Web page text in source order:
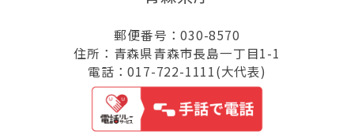
郵便番号：030-8570
住所：青森県青森市長島一丁目1-1
電話：017-722-1111(大代表)